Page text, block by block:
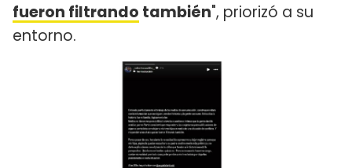
fueron filtrando también", priorizó a su
entorno.